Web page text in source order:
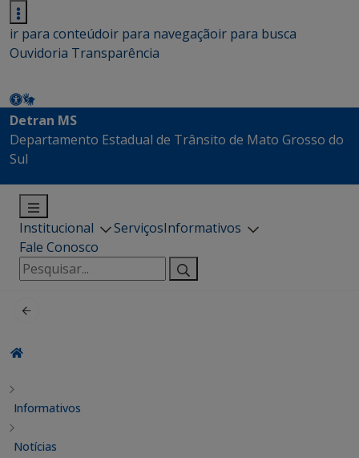
ir para conteúdoir para navegaçãoir para busca
Ouvidoria Transparência
Detran MS
Departamento Estadual de Trânsito de Mato Grosso do
Sul
Institucional ServiçosInformativos
Fale Conosco
Pesquisar
por:
Informativos
Notícias